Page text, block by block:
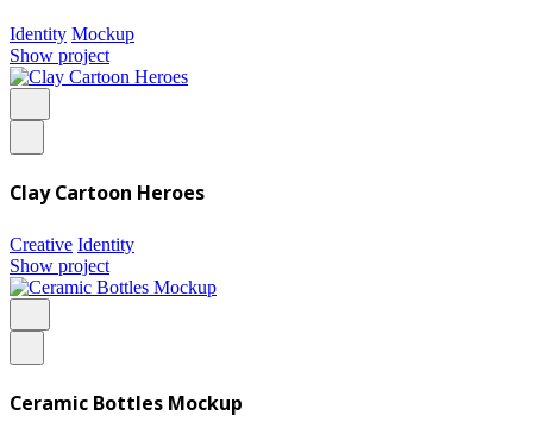
Identity Mockup
Show project
Clay Cartoon Heroes
Creative Identity
Show project
Ceramic Bottles Mockup